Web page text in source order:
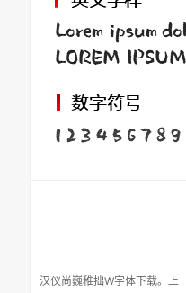
汉仪尚巍稚拙W字体下载。 上